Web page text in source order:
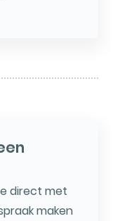
direct met
maken